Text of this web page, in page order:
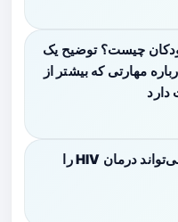
چیست؟ توضیح یک
مهارتی که بیشتر از
قرص آزمایشی که می‌تواند درمان HIV را